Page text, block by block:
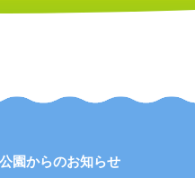
公園からのお知らせ